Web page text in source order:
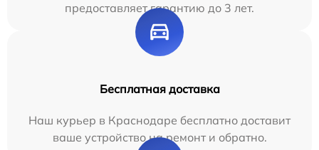
предоставляет гарантию до 3 лет.
Бесплатная доставка
Наш курьер в Краснодаре бесплатно доставит
ваше устройство на ремонт и обратно.